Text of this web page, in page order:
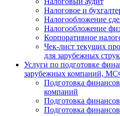
Налоговое и
Налогообложение
Налогообложение
Корпоративное
Чек-лист текущих
для зарубежных
Услуги по подготовке
зарубежных компаний,
Подготовка
компаний
Подготовка
Подготовка